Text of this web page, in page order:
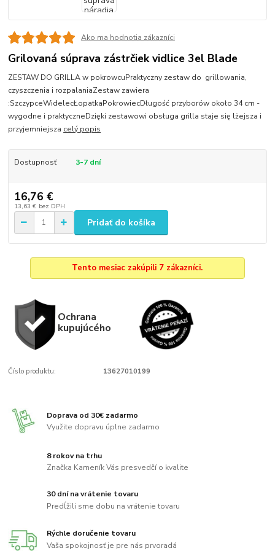
Ako ma hodnotia zákazníci
Grilovaná súprava zástrčiek vidlice 3el Blade
ZESTAW DO GRILLA w pokrowcuPraktyczny zestaw do grillowania,
czyszczenia i rozpalaniaZestaw zawiera
:SzczypceWidelecŁopatkaPokrowiecDługość przyborów około 34 cm -
wygodne i praktyczneDzięki zestawowi obsługa grilla staje się lżejsza i
przyjemniejsza celý popis
Dostupnosť 3-7 dní
16,76 €
13,63 € bez DPH
Pridať do košíka
Tento mesiac zakúpili 7 zákazníci.
Ochrana
kupujúcého
Číslo produktu: 13627010199
Doprava od 30€ zadarmo
Využite dopravu úplne zadarmo
8 rokov na trhu
Značka Kameník Vás presvedčí o kvalite
30 dní na vrátenie tovaru
Predĺžili sme dobu na vrátenie tovaru
Rýchle doručenie tovaru
Vaša spokojnosť je pre nás prvoradá